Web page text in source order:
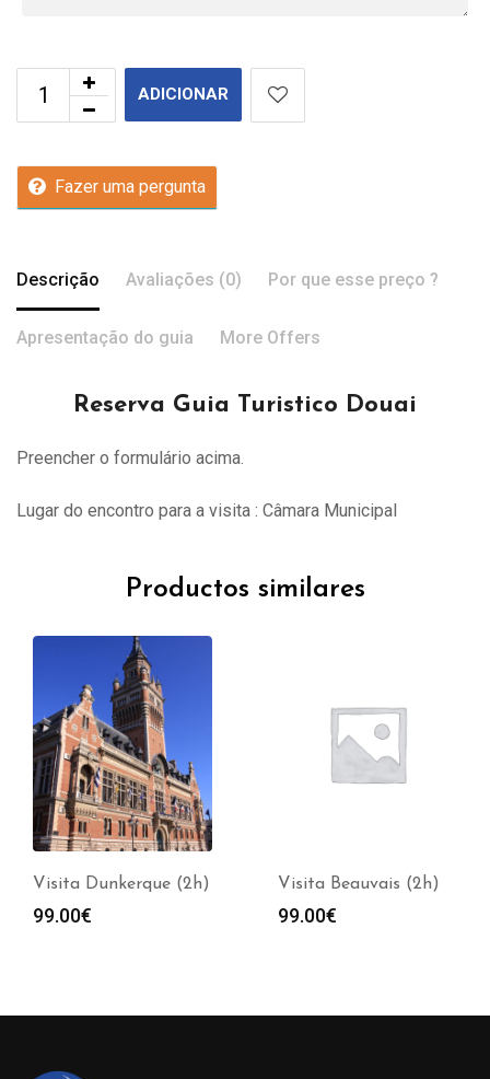
ADICIONAR
Fazer uma pergunta
Descrição Avaliações (0) Por que esse preço ?
Apresentação do guia More Offers
Reserva Guia Turistico Douai
Preencher o formulário acima.
Lugar do encontro para a visita : Câmara Municipal
Productos similares
Visita Dunkerque (2h)
99.00€
Visita Beauvais (2h)
99.00€